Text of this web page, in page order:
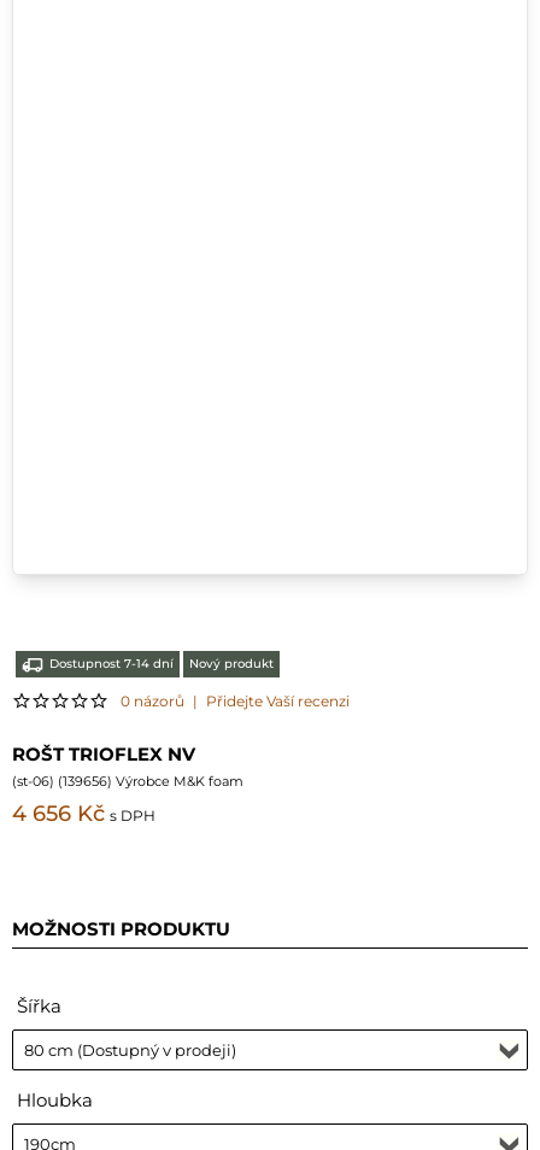
Dostupnost 7-14 dní Nový produkt
0 názorů | Přidejte Vaší recenzi
ROŠT TRIOFLEX NV
(st-06) (139656) Výrobce M&K foam
4 656 Kč s DPH
MOŽNOSTI PRODUKTU
Šířka
Hloubka